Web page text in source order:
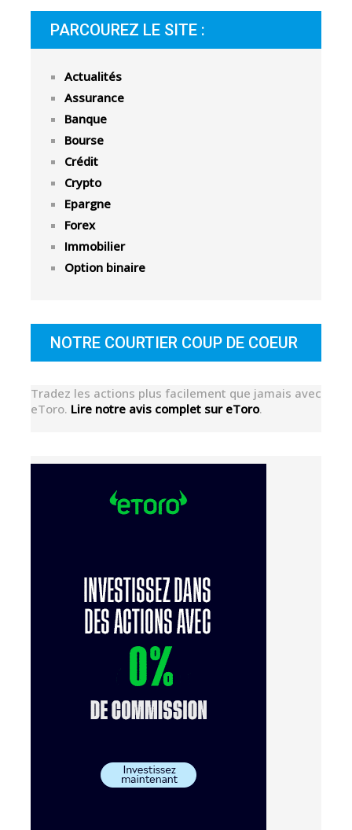
PARCOUREZ LE SITE :
Actualités
Assurance
Banque
Bourse
Crédit
Crypto
Epargne
Forex
Immobilier
Option binaire
NOTRE COURTIER COUP DE COEUR
Tradez les actions plus facilement que jamais avec
eToro. Lire notre avis complet sur eToro.